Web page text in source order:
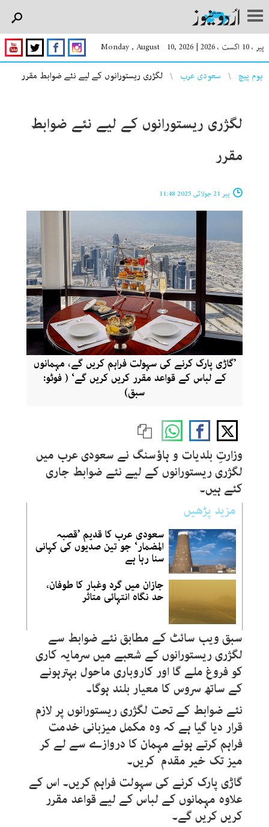
پیر ، 10 اگست ، 2026 |
Monday , August 10, 2026
You are here
ہوم پیچ سعودی عرب لگژری ریستورانوں کے لیے نئے ضوابط مقرر
لگژری ریستورانوں کے لیے نئے ضوابط
مقرر
پیر 21 جولائی 2025 11:48
’گاڑی پارک کرنے کی سہولت فراہم کریں گے، مہمانوں
کے لباس کے قواعد مقرر کریں کریں گے‘ ( فوٹو:
سبق)
وزارتِ بلدیات و ہاؤسنگ نے سعودی عرب میں
لگژری ریستورانوں کے لیے نئے ضوابط جاری
کئے ہیں۔
مزید پڑھیں
سعودی عرب کا قدیم ’قصبہ
المضمار‘ جو تین صدیوں کی کہانی
سنا رہا ہے
جازان میں گرد وغبار کا طوفان،
حد نگاہ انتہائی متاثر
سبق ویب سائٹ کے مطابق نئے ضوابط سے
لگژری ریستورانوں کے شعبے میں سرمایہ کاری
کو فروغ ملے گا اور کاروباری ماحول بہترہونے
کے ساتھ سروس کا معیار بلند ہوگا۔
نئے ضوابط کے تحت لگژری ریستورانوں پر لازم
قرار دیا گیا ہے کہ وہ مکمل میزبانی خدمت
فراہم کرتے ہوئے مہمان کا دروازے سے لے کر
میز تک خیر مقدم کریں۔
گاڑی پارک کرنے کی سہولت فراہم کریں۔ اس کے
علاوہ مہمانوں کے لباس کے لیے قواعد مقرر
کریں کریں گے۔